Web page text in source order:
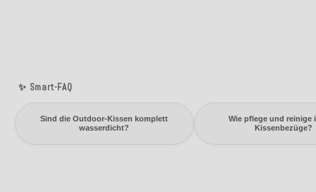
✨ Smart-FAQ
Sind die Outdoor-Kissen komplett
wasserdicht?
Wie pflege und reinige
Kissenbezüge?